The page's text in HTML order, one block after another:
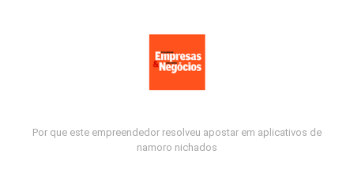
Por que este empreendedor resolveu apostar em aplicativos de
namoro nichados